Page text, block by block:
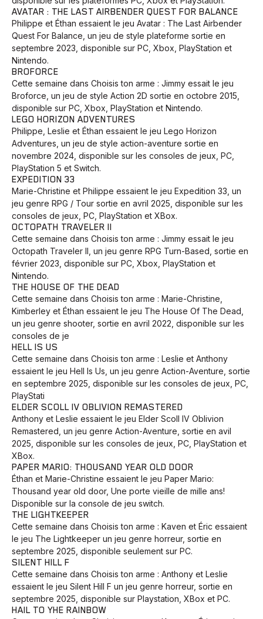
AVATAR : THE LAST AIRBENDER QUEST FOR BALANCE
Philippe et Éthan essaient le jeu Avatar : The Last Airbender
Quest For Balance, un jeu de style plateforme sortie en
septembre 2023, disponible sur PC, Xbox, PlayStation et
Nintendo.
BROFORCE
Cette semaine dans Choisis ton arme : Jimmy essait le jeu
Broforce, un jeu de style Action 2D sortie en octobre 2015,
disponible sur PC, Xbox, PlayStation et Nintendo.
LEGO HORIZON ADVENTURES
Philippe, Leslie et Éthan essaient le jeu Lego Horizon
Adventures, un jeu de style action-aventure sortie en
novembre 2024, disponible sur les consoles de jeux, PC,
PlayStation 5 et Switch.
EXPEDITION 33
Marie-Christine et Philippe essaient le jeu Expedition 33, un
jeu genre RPG / Tour sortie en avril 2025, disponible sur les
consoles de jeux, PC, PlayStation et XBox.
OCTOPATH TRAVELER II
Cette semaine dans Choisis ton arme : Jimmy essait le jeu
Octopath Traveler II, un jeu genre RPG Turn-Based, sortie en
février 2023, disponible sur PC, Xbox, PlayStation et
Nintendo.
THE HOUSE OF THE DEAD
Cette semaine dans Choisis ton arme : Marie-Christine,
Kimberley et Éthan essaient le jeu The House Of The Dead,
un jeu genre shooter, sortie en avril 2022, disponible sur les
consoles de je
HELL IS US
Cette semaine dans Choisis ton arme : Leslie et Anthony
essaient le jeu Hell Is Us, un jeu genre Action-Aventure, sortie
en septembre 2025, disponible sur les consoles de jeux, PC,
PlayStati
ELDER SCOLL IV OBLIVION REMASTERED
Anthony et Leslie essaient le jeu Elder Scoll IV Oblivion
Remastered, un jeu genre Action-Aventure, sortie en avil
2025, disponible sur les consoles de jeux, PC, PlayStation et
XBox.
PAPER MARIO: THOUSAND YEAR OLD DOOR
Éthan et Marie-Christine essaient le jeu Paper Mario:
Thousand year old door, Une porte vieille de mille ans!
Disponible sur la console de jeu switch.
THE LIGHTKEEPER
Cette semaine dans Choisis ton arme : Kaven et Éric essaient
le jeu The Lightkeeper un jeu genre horreur, sortie en
septembre 2025, disponible seulement sur PC.
SILENT HILL F
Cette semaine dans Choisis ton arme : Anthony et Leslie
essaient le jeu Silent Hill F un jeu genre horreur, sortie en
septembre 2025, disponible sur Playstation, XBox et PC.
HAIL TO YHE RAINBOW